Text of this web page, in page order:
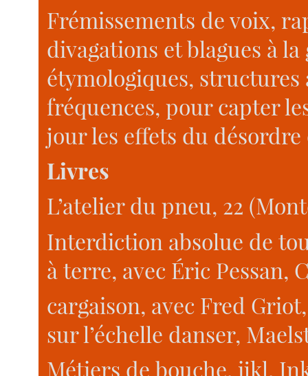
Frémissements de voix,
divagations et blagues à
étymologiques, structures
fréquences, pour capter
jour les effets du
Livres
L’atelier du pneu, 22
Interdiction absolue de
à terre, avec Éric Pessan,
cargaison, avec Fred Griot,
sur l’échelle danser,
Métiers de bouche, ijkl,